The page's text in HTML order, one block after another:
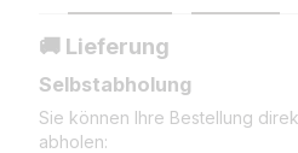
🚚 Lieferung
Selbstabholung
Sie können Ihre Bestellung
abholen: